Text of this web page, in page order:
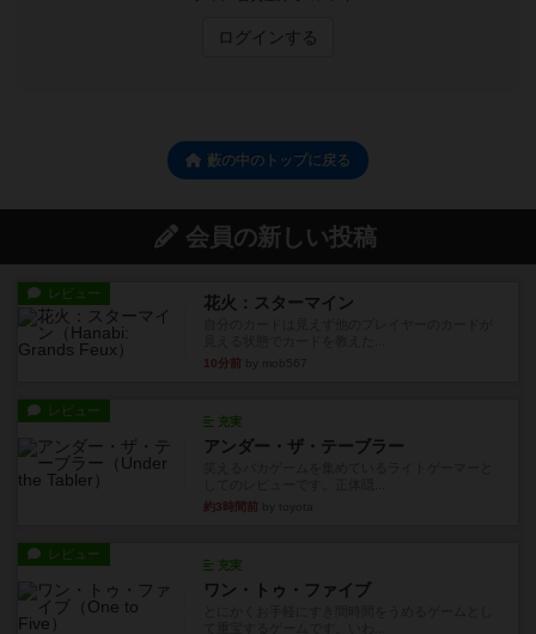
ログインする
藪の中のトップに戻る
会員の新しい投稿
レビュー 花火：スターマイン
10分前
レビュー
充実
アンダー・ザ・テーブラー
約3時間前
レビュー
充実
ワン・トゥ・ファイブ